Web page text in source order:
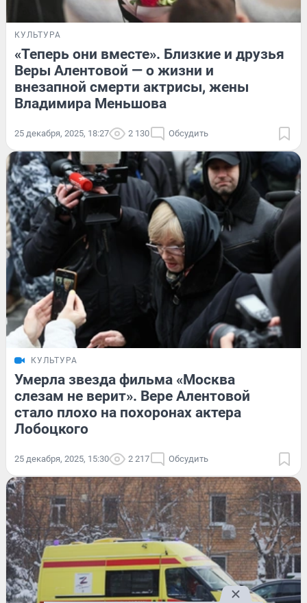
КУЛЬТУРА
«Теперь они вместе». Близкие и друзья
Веры Алентовой — о жизни и
внезапной смерти актрисы, жены
Владимира Меньшова
25 декабря, 2025, 18:27 2 130 Обсудить
КУЛЬТУРА
Умерла звезда фильма «Москва
слезам не верит». Вере Алентовой
стало плохо на похоронах актера
Лобоцкого
25 декабря, 2025, 15:30 2 217 Обсудить